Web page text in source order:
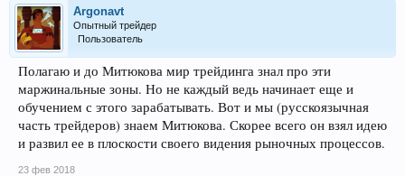
Argonavt
Опытный трейдер
Пользователь
Полагаю и до Митюкова мир трейдинга знал про эти
маржинальные зоны. Но не каждый ведь начинает еще и
обучением с этого зарабатывать. Вот и мы (русскоязычная
часть трейдеров) знаем Митюкова. Скорее всего он взял идею
и развил ее в плоскости своего видения рыночных процессов.
23 фев 2018